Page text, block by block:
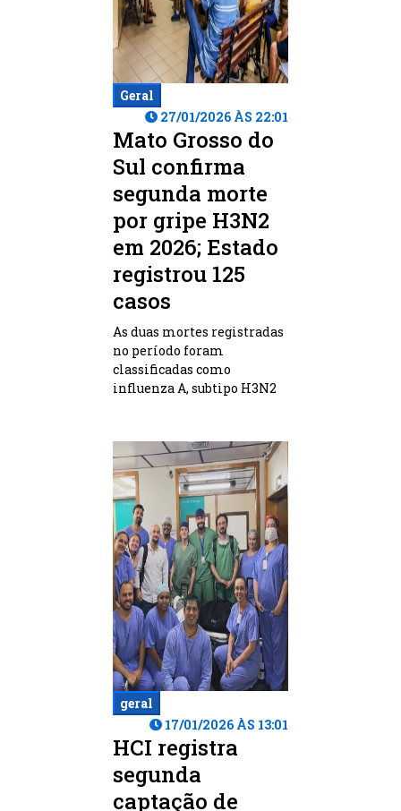
Geral
27/01/2026 ÀS 22:01
Mato Grosso do
Sul confirma
segunda morte
por gripe H3N2
em 2026; Estado
registrou 125
casos
As duas mortes registradas
no período foram
classificadas como
influenza A, subtipo H3N2
geral
17/01/2026 ÀS 13:01
HCI registra
segunda
captação de